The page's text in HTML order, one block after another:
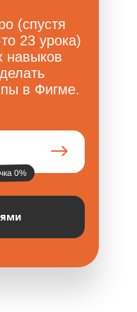
(спустя
23 урока)
навыков
в Фигме.
0%